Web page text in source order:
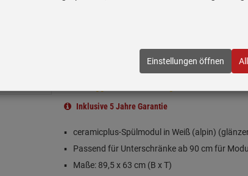
Weiß (alpin) - 6323 91 R1 Keramikspüle
Inklusive 5 Jahre Garantie
ceramicplus-Spülmodul in Weiß (alpin)
Passend für Unterschränke ab 90 cm für
Maße: 89,5 x 63 cm (B x T)
Einstellungen öffnen